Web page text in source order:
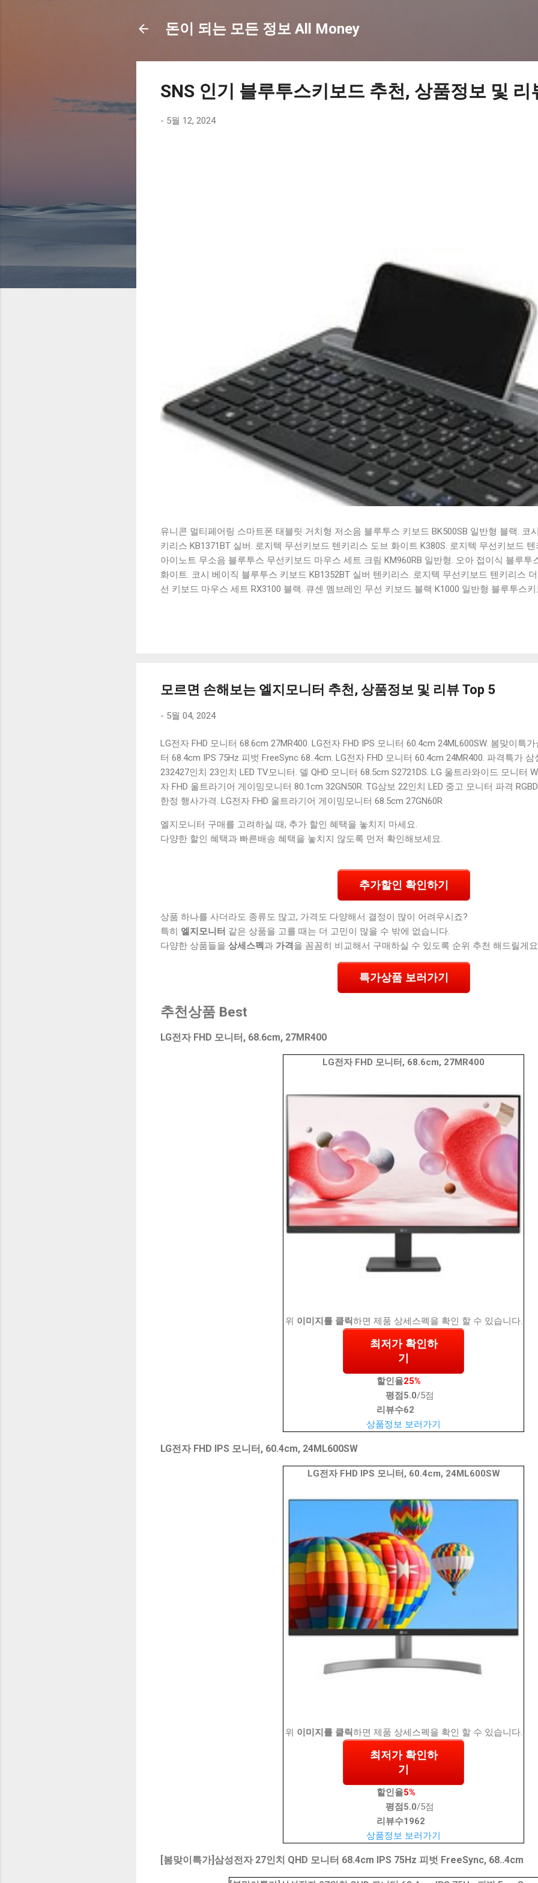
돈이 되는 모든 정보 All Money
SNS 인기 블루투스키보드 추천, 상품정보 및 리
- 5월 12, 2024
유니콘 멀티페어링 스마트폰 태블릿 거치형 저소음 블루투스 키보드 BK500SB 일반형 블랙. 코
키리스 KB1371BT 실버. 로지텍 무선키보드 텐키리스 도브 화이트 K380S. 로지텍 무선키보드
아이노트 무소음 블루투스 무선키보드 마우스 세트 크림 KM960RB 일반형. 오아 접이식 블루투
화이트. 코시 베이직 블루투스 키보드 KB1352BT 실버 텐키리스. 로지텍 무선키보드 텐키리스
선 키보드 마우스 세트 RX3100 블랙. 큐센 멤브레인 무선 키보드 블랙 K1000 일반형 블루투스
모르면 손해보는 엘지모니터 추천, 상품정보 및 리뷰 Top 5
- 5월 04, 2024
LG전자 FHD 모니터 68.6cm 27MR400. LG전자 FHD IPS 모니터 60.4cm 24ML600SW. 봄맞이특
터 68.4cm IPS 75Hz 피벗 FreeSync 68..4cm. LG전자 FHD 모니터 60.4cm 24MR400. 파격특가
232427인치 23인치 LED TV모니터. 델 QHD 모니터 68.5cm S2721DS. LG 울트라와이드 모니터
자 FHD 울트라기어 게이밍모니터 80.1cm 32GN50R. TG삼보 22인치 LED 중고 모니터 파격
한정 행사가격. LG전자 FHD 울트라기어 게이밍모니터 68.5cm 27GN60R
엘지모니터 구매를 고려하실 때, 추가 할인 혜택을 놓치지 마세요.
다양한 할인 혜택과 빠른배송 혜택을 놓치지 않도록 먼저 확인해보세요.
추가할인 확인하기
상품 하나를 사더라도 종류도 많고, 가격도 다양해서 결정이 많이 어려우시죠?
특히 엘지모니터 같은 상품을 고를 때는 더 고민이 많을 수 밖에 없습니다.
다양한 상품들을 상세스펙 과 가격 을 꼼꼼히 비교해서 구매하실 수 있도록 순위 추천 해드릴게
특가상품 보러가기
추천상품 Best
LG전자 FHD 모니터, 68.6cm, 27MR400
LG전자 FHD 모니터, 68.6cm, 27MR400
위 이미지를 클릭하면 제품 상세스펙을 확인 할 수 있습니다.
최저가 확인하
기
할인율25%
평점 5.0/5점
리뷰수62
상품정보 보러가기
LG전자 FHD IPS 모니터, 60.4cm, 24ML600SW
LG전자 FHD IPS 모니터, 60.4cm, 24ML600SW
위 이미지를 클릭하면 제품 상세스펙을 확인 할 수 있습니다.
최저가 확인하
기
할인율5%
평점 5.0/5점
리뷰수1962
상품정보 보러가기
[봄맞이특가]삼성전자 27인치 QHD 모니터 68.4cm IPS 75Hz 피벗 FreeSync, 68..4cm